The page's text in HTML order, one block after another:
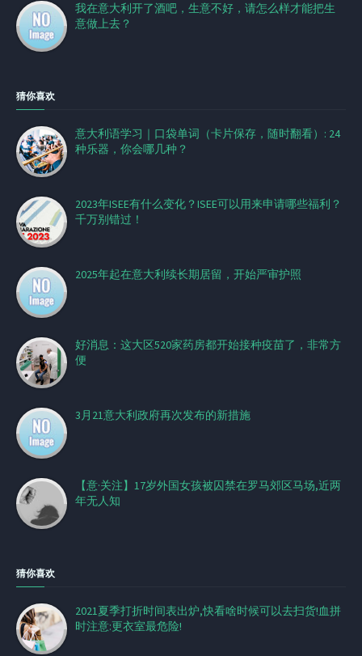
我在意大利开了酒吧，生意不好，请怎么样才能把生
意做上去？
猜你喜欢
意大利语学习｜口袋单词（卡片保存，随时翻看）: 24
种乐器，你会哪几种？
2023年ISEE有什么变化？ISEE可以用来申请哪些福利？
千万别错过！
2025年起在意大利续长期居留，开始严审护照
好消息：这大区520家药房都开始接种疫苗了，非常方
便
3月21意大利政府再次发布的新措施
【意·关注】17岁外国女孩被囚禁在罗马郊区马场,近两
年无人知
猜你喜欢
2021夏季打折时间表出炉,快看啥时候可以去扫货!血拼
时注意:更衣室最危险!